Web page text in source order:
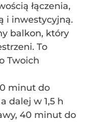
łączenia,
i inwestycyjną.
balkon, który
To
Twoich
minut do
dalej w 1,5 h
40 minut do